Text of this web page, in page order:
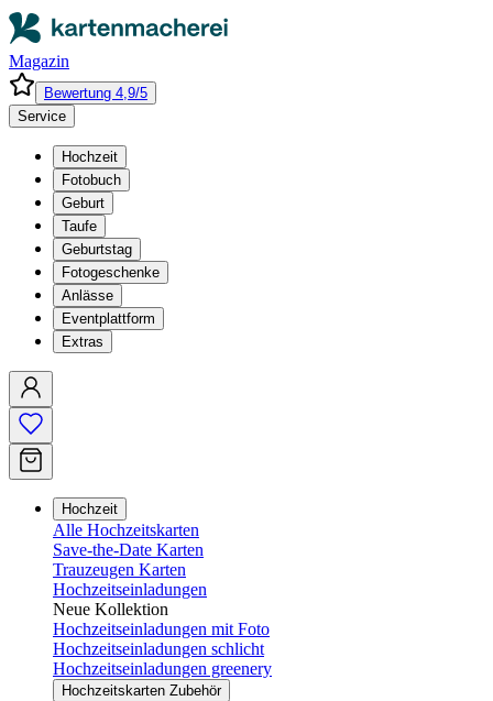
Magazin
Bewertung 4,9/5
Service
Hochzeit
Fotobuch
Geburt
Taufe
Geburtstag
Fotogeschenke
Anlässe
Eventplattform
Extras
Hochzeit
Alle Hochzeitskarten
Save-the-Date Karten
Trauzeugen Karten
Hochzeitseinladungen
Neue Kollektion
Hochzeitseinladungen mit Foto
Hochzeitseinladungen schlicht
Hochzeitseinladungen greenery
Hochzeitskarten Zubehör